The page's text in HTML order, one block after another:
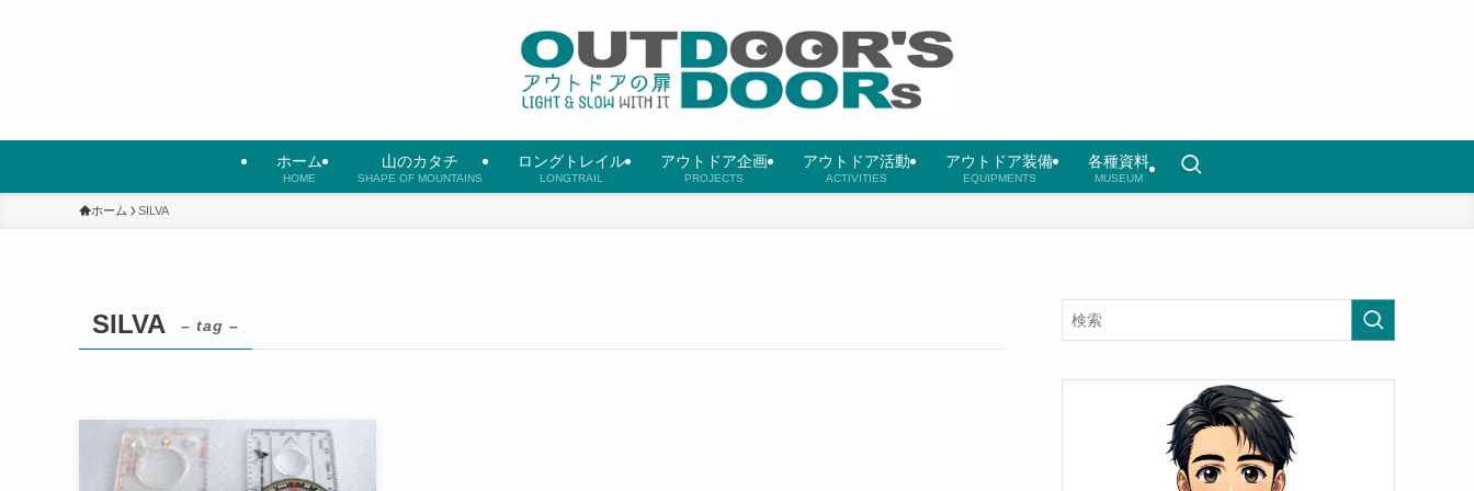
ホーム
HOME
山のカタチ
SHAPE OF MOUNTAINS
ロングトレイル
LONGTRAIL
アウトドア企画
PROJECTS
アウトドア活動
ACTIVITIES
アウトドア装備
EQUIPMENTS
各種資料
MUSEUM
ホーム SILVA
SILVA – tag –